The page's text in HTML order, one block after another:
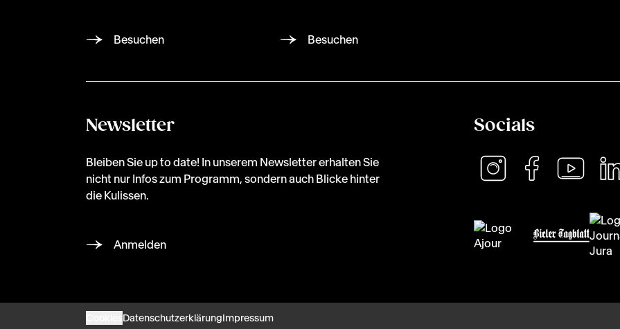
Besuchen Besuchen
Newsletter
Bleiben Sie up to date! In unserem Newsletter erhalten Sie
nicht nur Infos zum Programm, sondern auch Blicke hinter
die Kulissen.
Anmelden
Socials
DatenschutzerklärungImpressum